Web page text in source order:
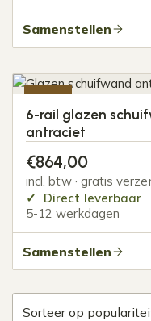
Samenstellen
6-rail glazen
antraciet
€864,00
incl. btw · gratis
Direct leverbaar
5-12 werkdagen
Samenstellen